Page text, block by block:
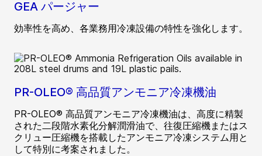
GEA パージャー
効率性を高め、各業務用冷凍設備の特性を強化します。
PR-OLEO® 高品質アンモニア冷凍機油
PR-OLEO® 高品質アンモニア冷凍機油は、高度に精製
された二段階水素化分解潤滑油で、往復圧縮機またはス
クリュー圧縮機を搭載したアンモニア冷凍システム用と
して特別に考案されました。